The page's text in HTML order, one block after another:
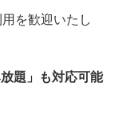
を歓迎いたし
題」も対応可能